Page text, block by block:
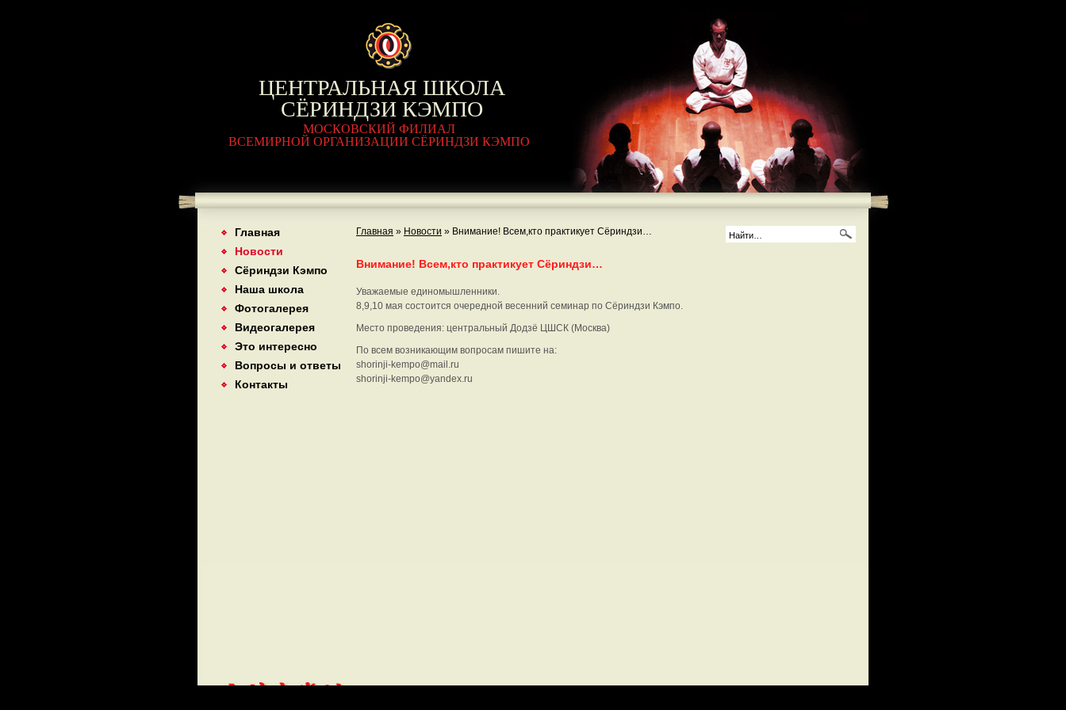
ЦЕНТРАЛЬНАЯ ШКОЛА
СЁРИНДЗИ КЭМПО
МОСКОВСКИЙ ФИЛИАЛ
ВСЕМИРНОЙ ОРГАНИЗАЦИИ СЁРИНДЗИ КЭМПО
Главная
Новости
Сёриндзи Кэмпо
Наша школа
Фотогалерея
Видеогалерея
Это интересно
Вопросы и ответы
Контакты
Главная » Новости » Внимание! Всем,кто практикует Сёриндзи…
Внимание! Всем,кто практикует Сёриндзи…
Уважаемые единомышленники.
8,9,10 мая состоится очередной весенний семинар по Сёриндзи Кэмпо.
Место проведения: центральный Додзё ЦШСК (Москва)
По всем возникающим вопросам пишите на:
shorinji-kempo@mail.ru
shorinji-kempo@yandex.ru